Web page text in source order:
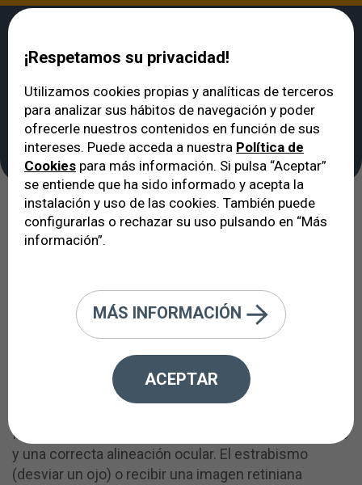
VERTE Enfermedades de los ojos y de la visión Ambliopía
Ambliopía
Un ojo con la retina y el nervio óptico
sanos pueden tener muy baja visión
neurosensorial.
¿En qué consiste la ambliopía?
La maduración correcta del sistema visual se
formación de una imagen retiniana nítida en cada ojo
y una correcta alineación ocular. El estrabismo
(desviar un ojo) o recibir una imagen retiniana
¡Respetamos su privacidad!
Utilizamos cookies propias y analíticas de terceros
para analizar sus hábitos de navegación y poder
ofrecerle nuestros contenidos en función de sus
intereses. Puede acceda a nuestra Política de
Cookies para más información. Si pulsa “Aceptar”
se entiende que ha sido informado y acepta la
instalación y uso de las cookies. También puede
configurarlas o rechazar su uso pulsando en “Más
información”.
MÁS INFORMACIÓN
ACEPTAR